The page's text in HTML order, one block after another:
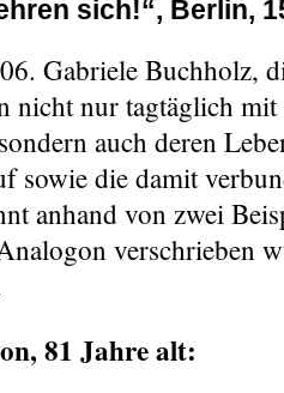
sich!“, Berlin,
Gabriele Buchholz,
nicht nur tagtäglich mit
auch deren
sowie die damit
anhand von zwei
verschrieben
81 Jahre alt: